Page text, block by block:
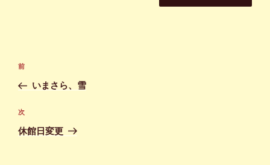
投
ナ
ビ
ゲ
前
の
稿
前
いまさら、雪
次
の
次
休館日変更